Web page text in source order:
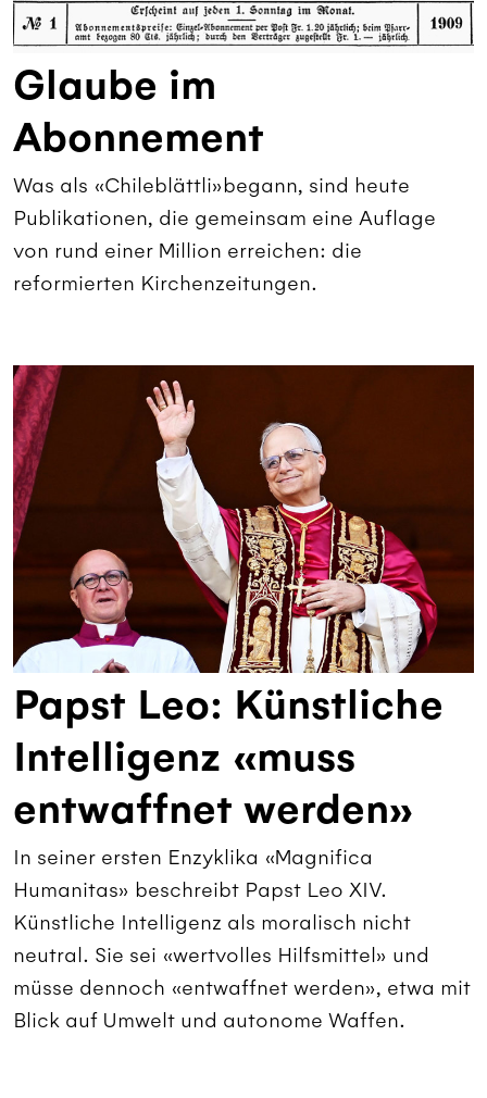
Glaube im
Abonnement
Was als «Chileblättli»begann, sind heute
Publikationen, die gemeinsam eine Auflage
von rund einer Million erreichen: die
reformierten Kirchenzeitungen.
Papst Leo: Künstliche
Intelligenz «muss
entwaffnet werden»
In seiner ersten Enzyklika «Magnifica
Humanitas» beschreibt Papst Leo XIV.
Künstliche Intelligenz als moralisch nicht
neutral. Sie sei «wertvolles Hilfsmittel» und
müsse dennoch «entwaffnet werden», etwa mit
Blick auf Umwelt und autonome Waffen.